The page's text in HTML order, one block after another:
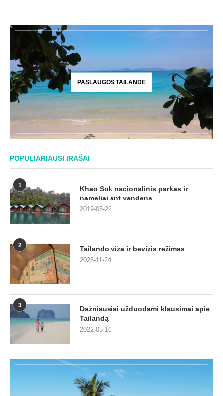
PASLAUGOS TAILANDE
POPULIARIAUSI ĮRAŠAI
1
Khao Sok nacionalinis parkas ir
nameliai ant vandens
2019-05-22
2 Tailando viza ir bevizis režimas
2025-11-24
3
Dažniausiai užduodami klausimai apie
Tailandą
2022-05-10